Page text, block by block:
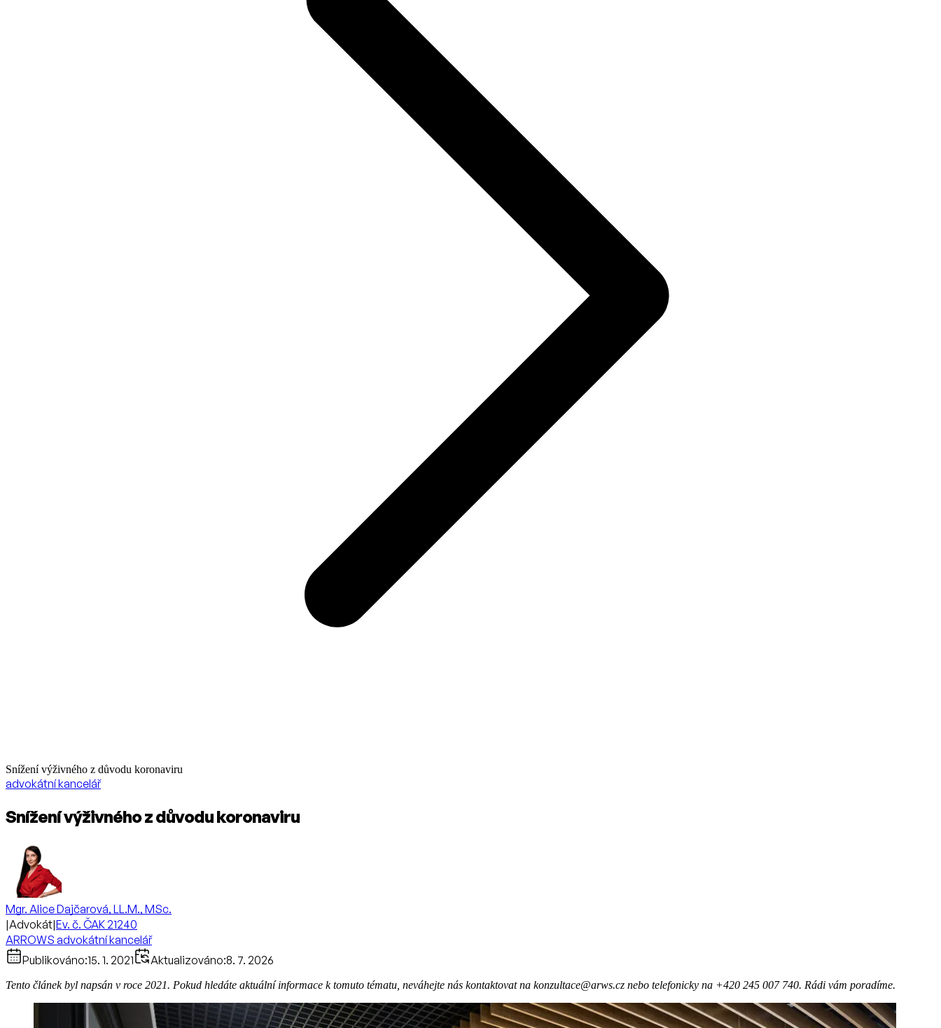
Snížení výživného z důvodu koronaviru
advokátní kancelář
Snížení výživného z důvodu koronaviru
Mgr. Alice Dajčarová, LL.M., MSc.
|Advokát|Ev. č. ČAK 21240
ARROWS advokátní kancelář
Publikováno:15. 1. 2021 Aktualizováno:8. 7. 2026
Tento článek byl napsán v roce 2021. Pokud hledáte aktuální informace k tomuto tématu, neváhejte nás kontaktovat na konzultace@arws.cz nebo telefonicky na +420 245 007 740. Rádi vám poradíme.